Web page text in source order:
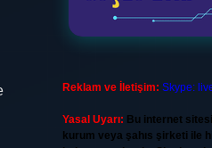
Reklam ve İletişim: Skype:
Yasal Uyarı: Bu internet
kurum veya şahıs şirketi ile